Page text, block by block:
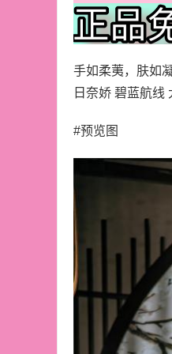
手如柔荑，肤如
日奈娇 碧蓝航线
#预览图